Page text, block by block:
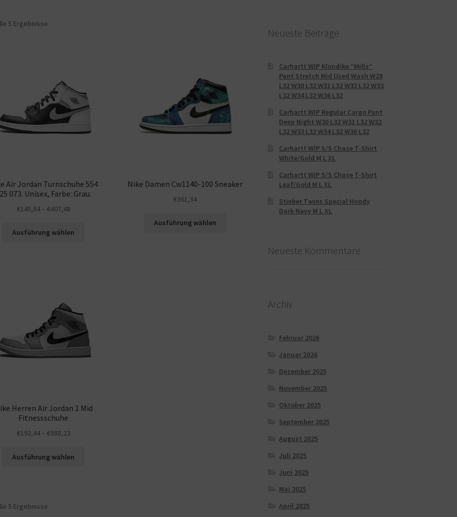
5 Ergebnisse
Air Jordan Turnschuhe 554
073. Unisex, Farbe: Grau.
€145,54– €407,48
Ausführung wählen
Nike Damen Cw1140-100 Sneaker
€361,34
Ausführung wählen
Herren Air Jordan 1 Mid
Fitnessschuhe
€192,44– €588,23
Ausführung wählen
5 Ergebnisse
Neueste Beiträge
Carhartt WIP Klondike “Mills“
Pant Stretch Mid Used Wash W28
L32 W30 L32 W31 L32 W32 L32 W33
L32 W34 L32 W36 L32
Carhartt WIP Regular Cargo Pant
Deep Night W30 L32 W31 L32 W32
L32 W33 L32 W34 L32 W36 L32
Carhartt WIP S/S Chase T-Shirt
White/Gold M L XL
Carhartt WIP S/S Chase T-Shirt
Leaf/Gold M L XL
Stieber Twins Special Hoody
Dark Navy M L XL
Neueste Kommentare
Archiv
Februar 2026
Januar 2026
Dezember 2025
November 2025
Oktober 2025
September 2025
August 2025
Juli 2025
Juni 2025
Mai 2025
April 2025